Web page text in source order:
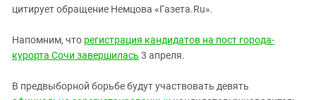
цитирует обращение Немцова «Газета.Ru».
Напомним, что регистрация кандидатов на пост города-
курорта Сочи завершилась 3 апреля.
В предвыборной борьбе будут участвовать девять